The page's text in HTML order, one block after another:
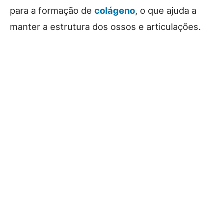
para a formação de colágeno, o que ajuda a
manter a estrutura dos ossos e articulações.